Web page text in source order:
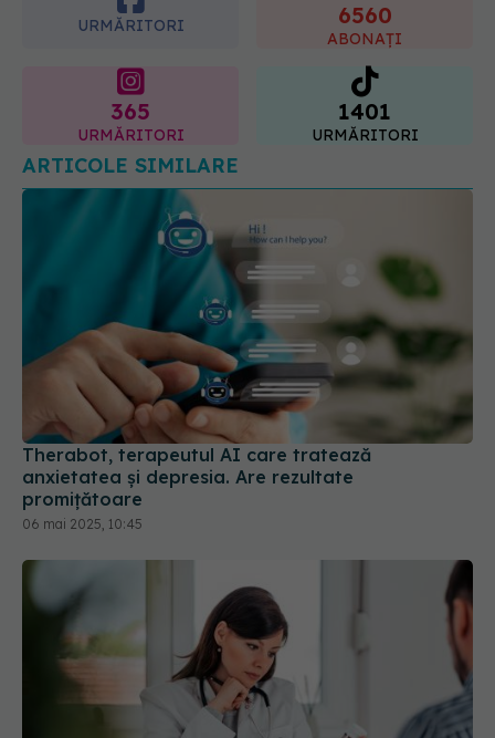
URMĂRITORI 6560
ABONAȚI
365
URMĂRITORI
1401
URMĂRITORI
ARTICOLE SIMILARE
Therabot, terapeutul AI care tratează
anxietatea și depresia. Are rezultate
promițătoare
06 mai 2025, 10:45